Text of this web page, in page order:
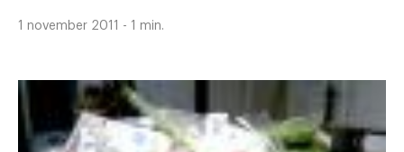
1 november 2011 - 1 min.